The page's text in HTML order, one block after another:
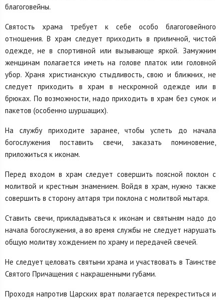
благоговейны.
Святость храма требует к себе особо благоговейного
отношения. В храм следует приходить в приличной, чистой
одежде, не в спортивной или вызывающе яркой. Замужним
женщинам полагается иметь на голове платок или головной
убор. Храня христианскую стыдливость, свою и ближних, не
следует приходить в храм в нескромной одежде или в
брюках. По возможности, надо приходить в храм без сумок и
пакетов (особенно шуршащих).
На службу приходите заранее, чтобы успеть до начала
богослужения поставить свечи, заказать поминовение,
приложиться к иконам.
Перед входом в храм следует совершить поясной поклон с
молитвой и крестным знамением. Войдя в храм, нужно также
совершить в сторону алтаря три поклона с молитвой мытаря.
Ставить свечи, прикладываться к иконам и святыням надо до
начала богослужения, а во время службы не следует нарушать
общую молитву хождением по храму и передачей свечей.
Не следует целовать святыни храма и участвовать в Таинстве
Святого Причащения с накрашенными губами.
Проходя напротив Царских врат полагается перекреститься и